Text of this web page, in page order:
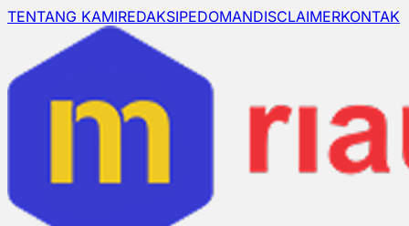
TENTANG KAMIREDAKSIPEDOMANDISCLAIMERKONTAK